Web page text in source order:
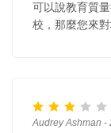
可以說教育質
校，那麼您來
Audrey Ashman -